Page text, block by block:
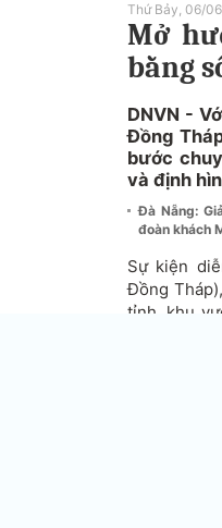
Thứ Bảy, 06/
Mở
bằng
DNVN -
Đồng
bước
và định
Đà Nẵng:
đoàn khách
Sự kiện
Đồng
tỉnh, khu